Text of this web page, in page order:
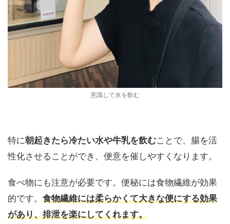
意識して水を飲む
特に朝起きたら冷たい水や牛乳を飲むことで、腸を活
性化させることができ、便意を催しやすくなります。
食べ物にも注意が必要です。便秘には食物繊維が効果
的です。 食物繊維には柔らかくて大きな便にする効果
があり、排泄を楽にしてくれます。